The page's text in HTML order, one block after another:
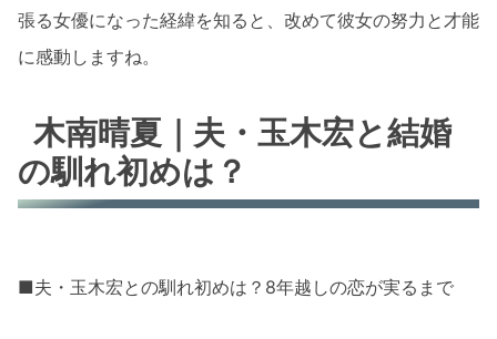
張る女優になった経緯を知ると、改めて彼女の努力と才能
に感動しますね。
木南晴夏｜夫・玉木宏と結婚
の馴れ初めは？
■夫・玉木宏との馴れ初めは？8年越しの恋が実るまで